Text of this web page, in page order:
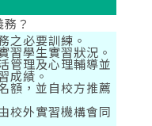
？
之必要訓練。
習學生實習狀況。
管理及心理輔導並
成績。
額，並自校方推薦
校外實習機構會同